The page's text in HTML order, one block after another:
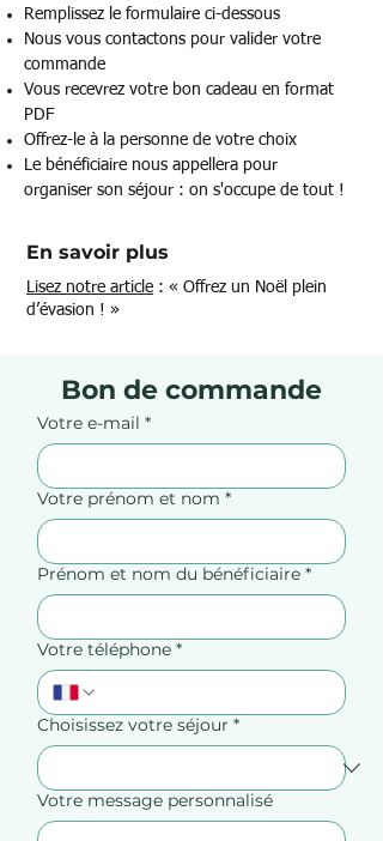
Remplissez le formulaire ci-dessous
​Nous vous contactons pour valider votre
commande
Vous recevrez votre bon cadeau en format
PDF
Offrez-le à la personne de votre choix
Le bénéficiaire nous appellera pour
organiser son séjour : on s'occupe de tout !
En savoir plus
Lisez notre article : « Offrez un Noël plein
d’évasion ! »
Bon de commande
Votre e-mail *
Votre prénom et nom *
Prénom et nom du bénéficiaire *
Votre téléphone *
Choisissez votre séjour *
Votre message personnalisé